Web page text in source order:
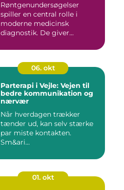
Røntgenundersøgelser
spiller en central rolle i
moderne medicinsk
diagnostik. De giver...
06. okt
Parterapi i Vejle: Vejen til
bedre kommunikation og
nærvær
Når hverdagen trækker
tænder ud, kan selv stærke
par miste kontakten.
Sm&ari...
01. okt